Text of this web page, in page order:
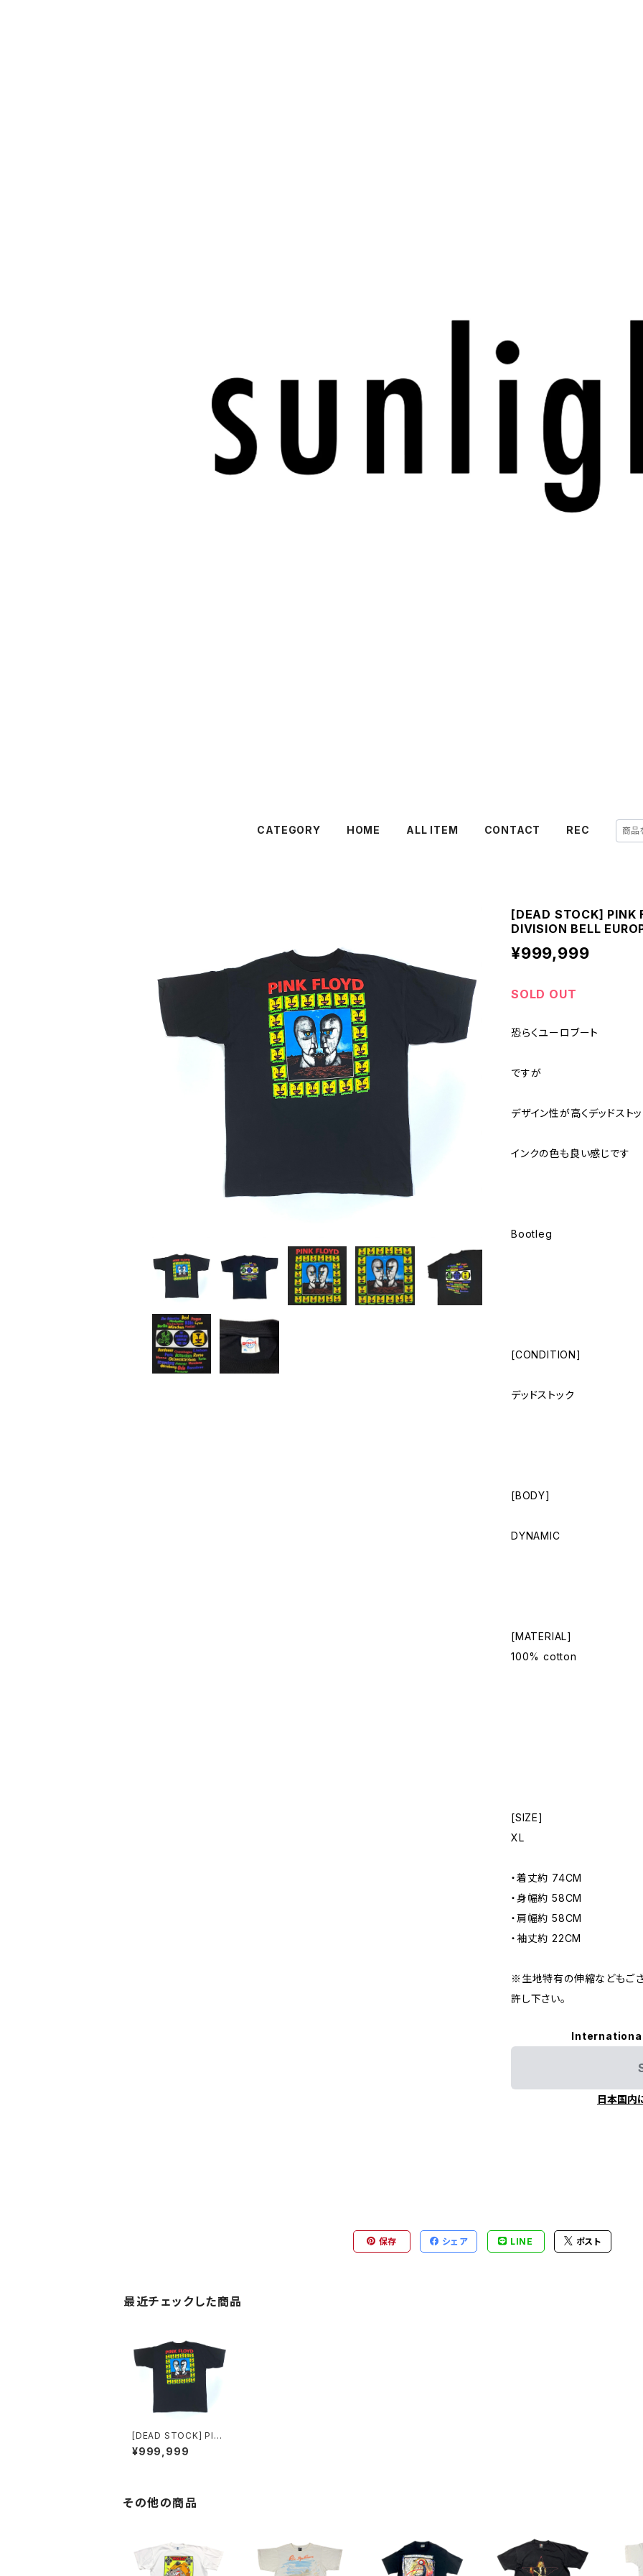
CATEGORY HOME ALL ITEM CONTACT REC
[DEAD STOCK] PINK
DIVISION BELL
¥999,999
SOLD OUT
恐らくユーロブート
ですが
デザイン性が高くデッドスト
インクの色も良い感じです
Bootleg
[CONDITION]
デッドストック
[BODY]
DYNAMIC
[MATERIAL]
100% cotton
[SIZE]
XL
・着丈約 74CM
・身幅約 58CM
・肩幅約 58CM
・袖丈約 22CM
※生地特有の伸縮などもご
許し下さい。
日本国内
保存 シェア LINE ポスト
最近チェックした商品
[DEAD STOCK] PINK
FLOYD T-SHIRT TH
E DIVISION BELL EU
¥999,999
その他の商品